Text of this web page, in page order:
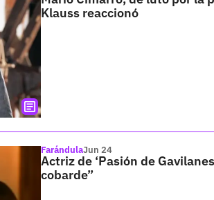
Klauss reaccionó
FarándulaJun 24
Actriz de ‘Pasión de
cobarde”